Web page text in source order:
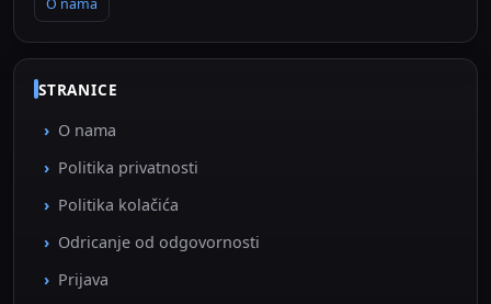
O nama
STRANICE
O nama
Politika privatnosti
Politika kolačića
Odricanje od odgovornosti
Prijava